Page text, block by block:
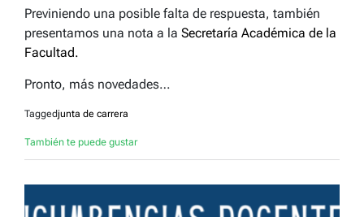
Previniendo una posible falta de respuesta, también
presentamos una nota a la Secretaría Académica de la
Facultad.
Pronto, más novedades…
Tagged junta de carrera
También te puede gustar